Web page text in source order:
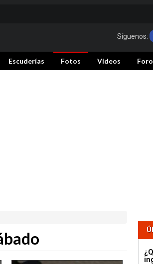
Síguenos:
Escuderías Fotos Vídeos